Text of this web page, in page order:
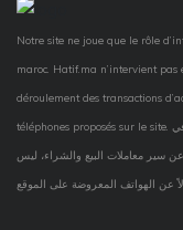
Notre site ne joue que le rôle
maroc. Hatif.ma n’intervient
déroulement des transactions
téléphones proposés sur le site. موقعنا يقوم فقط بدور الوسيط بين المشتري والبائع للهاتف في
سير معاملات البيع والشراء، ليس